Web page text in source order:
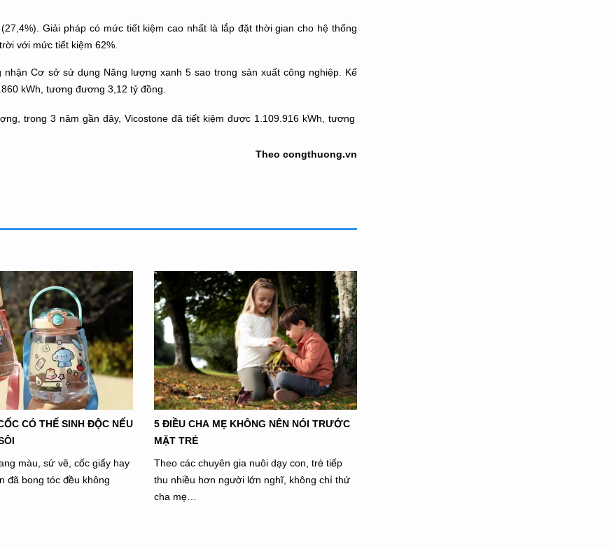
Giải pháp có mức tiết kiệm cao nhất là lắp đặt thời gian cho hệ thống
với mức tiết kiệm 62%.
Cơ sở sử dụng Năng lượng xanh 5 sao trong sản xuất công nghiệp. Kế
kWh, tương đương 3,12 tỷ đồng.
trong 3 năm gần đây, Vicostone đã tiết kiệm được 1.109.916 kWh, tương
Theo congthuong.vn
CÓ THỂ SINH ĐỘC NẾU
màu, sứ vẽ, cốc giấy hay
đã bong tóc đều không
5 ĐIỀU CHA MẸ KHÔNG NÊN NÓI TRƯỚC
MẶT TRẺ
Theo các chuyên gia nuôi dạy con, trẻ tiếp
thu nhiều hơn người lớn nghĩ, không chỉ thứ
cha mẹ…